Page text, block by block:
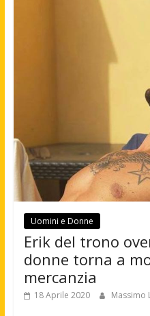
Uomini e Donne
Erik del trono
donne torna a
mercanzia
18 Aprile 2020 Massimo